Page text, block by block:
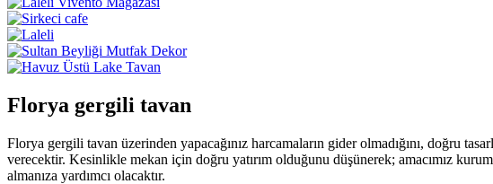
Florya gergili tavan
Florya gergili tavan üzerinden yapacağınız harcamaların gider olmadığını, doğru
verecektir. Kesinlikle mekan için doğru yatırım olduğunu düşünerek; amacımız
almanıza yardımcı olacaktır.